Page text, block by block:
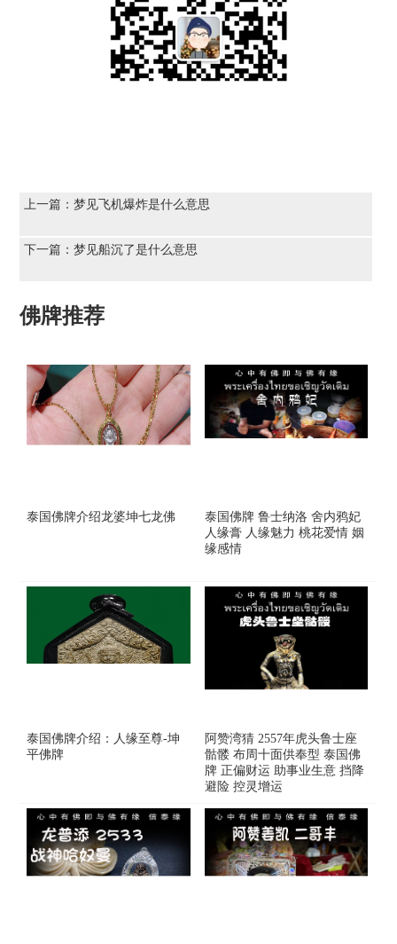
上一篇：梦见飞机爆炸是什么意思
下一篇：梦见船沉了是什么意思
佛牌推荐
泰国佛牌介绍龙婆坤七龙佛
泰国佛牌 鲁士纳洛 舍内鸦妃
人缘膏 人缘魅力 桃花爱情 姻
缘感情
泰国佛牌介绍：人缘至尊-坤
平佛牌
阿赞湾猜 2557年虎头鲁士座
骷髅 布周十面供奉型 泰国佛
牌 正偏财运 助事业生意 挡降
避险 控灵增运